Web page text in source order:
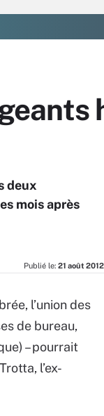
deux
mois après
Publié le: 21 août 2012
l’union des
de bureau,
– pourrait
l’ex-